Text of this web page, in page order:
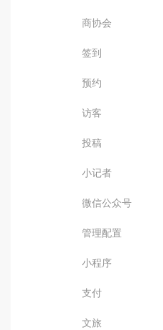
商协会
签到
预约
访客
投稿
小记者
微信公众号
管理配置
小程序
支付
文旅